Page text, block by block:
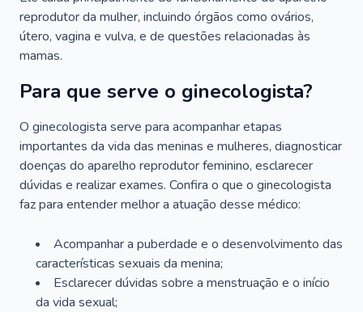
reprodutor da mulher, incluindo órgãos como ovários,
útero, vagina e vulva, e de questões relacionadas às
mamas.
Para que serve o ginecologista?
O ginecologista serve para acompanhar etapas
importantes da vida das meninas e mulheres, diagnosticar
doenças do aparelho reprodutor feminino, esclarecer
dúvidas e realizar exames. Confira o que o ginecologista
faz para entender melhor a atuação desse médico:
Acompanhar a puberdade e o desenvolvimento das
características sexuais da menina;
Esclarecer dúvidas sobre a menstruação e o início
da vida sexual;